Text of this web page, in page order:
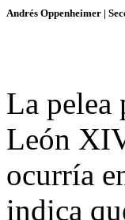
Andrés Oppenheimer |
La pelea
León
ocurría
indica